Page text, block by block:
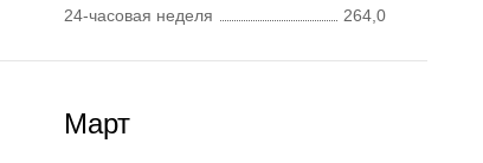
24-часовая неделя
264,0
Март